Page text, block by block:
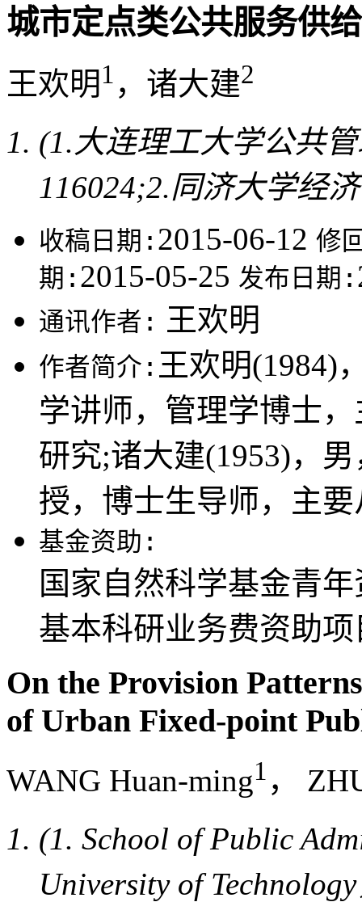
城市定点类公共服务供
王欢明 1 ，诸大建2
(1.大连理工大学公共
116024;2.同济大学经
收稿日期: 2015-06-12 修
期: 2015-05-25 发布日期:
通讯作者: 王欢明
作者简介: 王欢明(1984)
学讲师，管理学博士
研究;诸大建(1953)，
授，博士生导师，主
基金资助:
国家自然科学基金青
基本科研业务费资助
On the Provision
of Urban Fixed-point
WANG Huan-ming1 ，
(1. School of Public
University of